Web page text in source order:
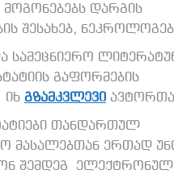
მოგონებებს დარგის
შესახებ,
სამეცნიერო
გაფორმების
იხ გზამკვლევი
თანდართულ
მასალებთან ერთად
შემდეგ ელექტრონულ